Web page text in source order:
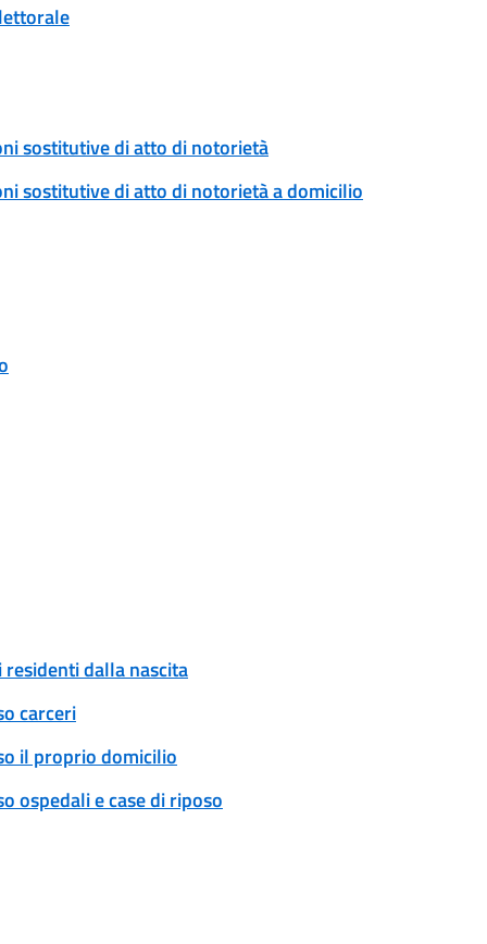
sostitutive di atto di notorietà
sostitutive di atto di notorietà a domicilio
dalla nascita
carceri
il proprio domicilio
ospedali e case di riposo